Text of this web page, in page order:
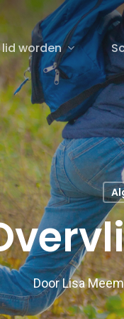
lid worden
Door Lisa